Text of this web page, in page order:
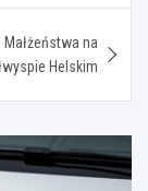
na
Helskim